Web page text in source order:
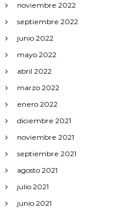
n
d
e
e
n
t
r
a
noviembre 2022
septiembre 2022
junio 2022
mayo 2022
abril 2022
marzo 2022
enero 2022
diciembre 2021
noviembre 2021
septiembre 2021
agosto 2021
julio 2021
junio 2021